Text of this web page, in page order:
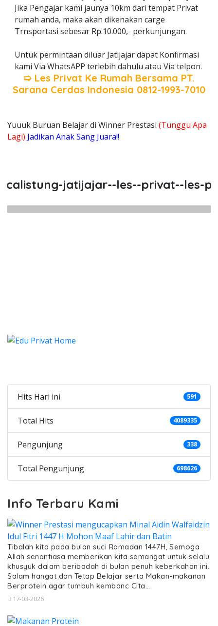
Jika Pengajar kami jaunya 10km dari tempat Privat
rumah anda, maka akan dikenakan carge
Trnsportasi sebesar Rp.10.000,- perkunjungan.
Untuk permintaan diluar Jatijajar dapat Konfirmasi
kami Via WhatsAPP terlebih dahulu atau Via telpon.
➯ Les Privat Ke Rumah Bersama PT.
Sarana Cerdas Indonesia 0812-1993-7010
Yuuuk Buruan Belajar di Winner Prestasi (Tunggu Apa
Lagi) Jadikan Anak Sang Juara!!
jatijajar--les--privat--les-
Hits Hari ini 591
Total Hits 4089335
Pengunjung 338
Total Pengunjung 698626
Info Terbaru Kami
Tibalah kita pada bulan suci Ramadan 1447H, Semoga
Allah senantiasa memberikan kita semangat untuk selalu
khusyuk dalam beribadah di bulan penuh keberkahan ini.
Salam hangat dan Tetap Belajar serta Makan-makanan
Berprotein agar tumbuh kembanc Cita…
17-03-2026